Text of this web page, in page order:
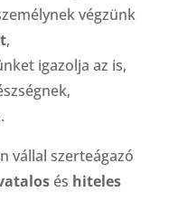
végzünk
,
igazolja az is,
vállal szerteágazó
és hiteles